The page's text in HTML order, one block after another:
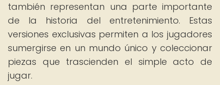
también representan una parte importante
de la historia del entretenimiento. Estas
versiones exclusivas permiten a los jugadores
sumergirse en un mundo único y coleccionar
piezas que trascienden el simple acto de
jugar.